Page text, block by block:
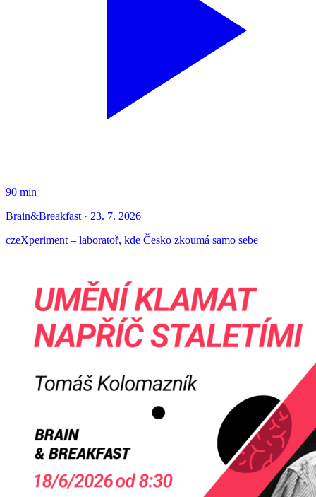
90 min
Brain&Breakfast · 23. 7. 2026
czeXperiment – laboratoř, kde Česko zkoumá samo sebe